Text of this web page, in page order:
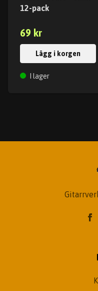
12-pack
69 kr
Lägg i korgen
I lager